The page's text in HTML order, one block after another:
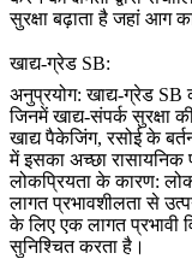
सुरक्षा बढ़ाता है जहां आग
खाद्य-ग्रेड SB:
अनुप्रयोग: खाद्य-ग्रेड SB
जिनमें खाद्य-संपर्क सुरक्षा
खाद्य पैकेजिंग, रसोई के
में इसका अच्छा
लोकप्रियता के कारण:
लागत प्रभावशीलता से
के लिए एक लागत प्रभावी
सुनिश्चित करता है।